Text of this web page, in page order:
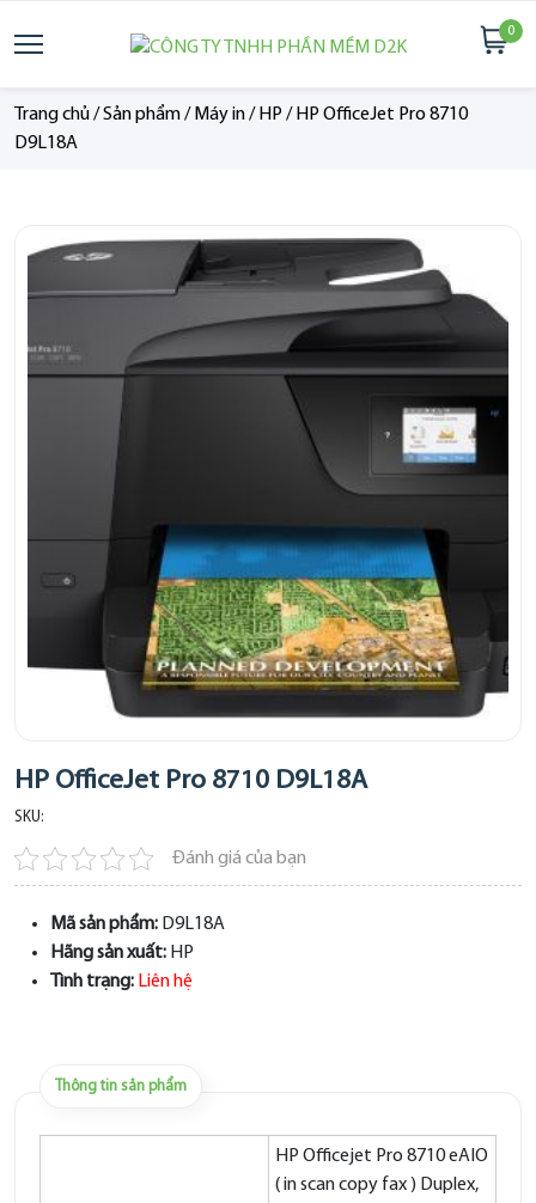
0
Trang chủ/Sản phẩm/ Máy in/ HP / HP OfficeJet Pro 8710
D9L18A
HP OfficeJet Pro 8710 D9L18A
SKU:
Đánh giá của bạn
Mã sản phẩm: D9L18A
Hãng sản xuất: HP
Tình trạng: Liên hệ
Thông tin sản phẩm
HP Officejet Pro 8710 eAIO
( in scan copy fax ) Duplex,